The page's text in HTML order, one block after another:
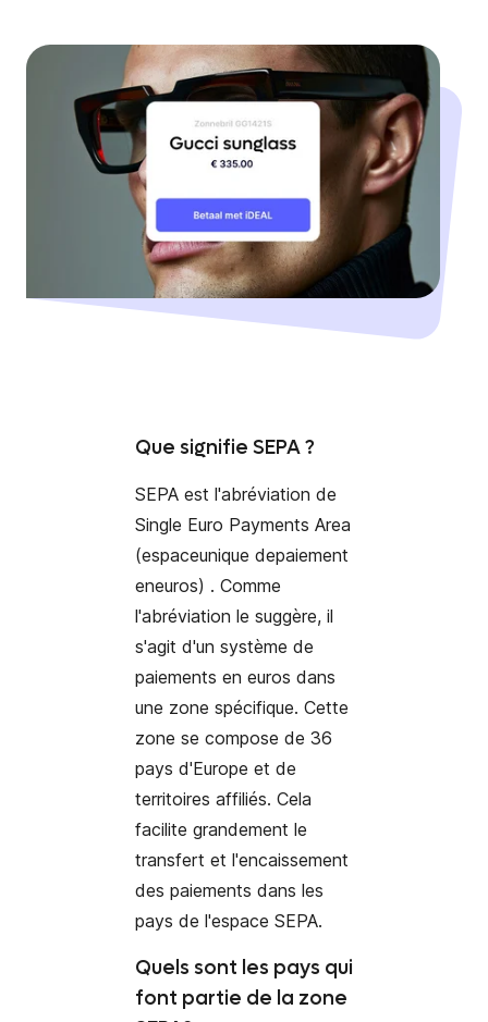
Que signifie SEPA ?
SEPA est l'abréviation de
Single Euro Payments Area
(espaceunique depaiement
eneuros) . Comme
l'abréviation le suggère, il
s'agit d'un système de
paiements en euros dans
une zone spécifique. Cette
zone se compose de 36
pays d'Europe et de
territoires affiliés. Cela
facilite grandement le
transfert et l'encaissement
des paiements dans les
pays de l'espace SEPA.
Quels sont les pays qui
font partie de la zone